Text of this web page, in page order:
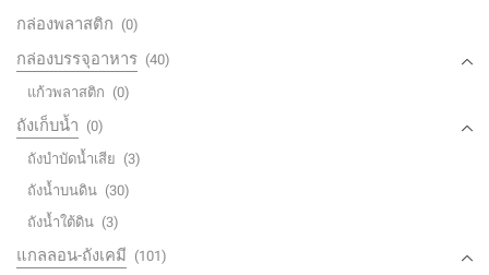
กล่องพลาสติก (0)
กล่องบรรจุอาหาร (40)
แก้วพลาสติก (0)
ถังเก็บน้ำ (0)
ถังบำบัดน้ำเสีย (3)
ถังน้ำบนดิน (30)
ถังน้ำใต้ดิน (3)
แกลลอน-ถังเคมี (101)